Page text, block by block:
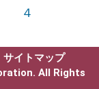
４
サイトマップ
All Rights